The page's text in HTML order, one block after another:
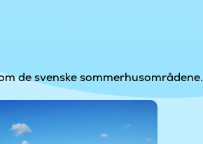
de svenske sommerhusområdene.